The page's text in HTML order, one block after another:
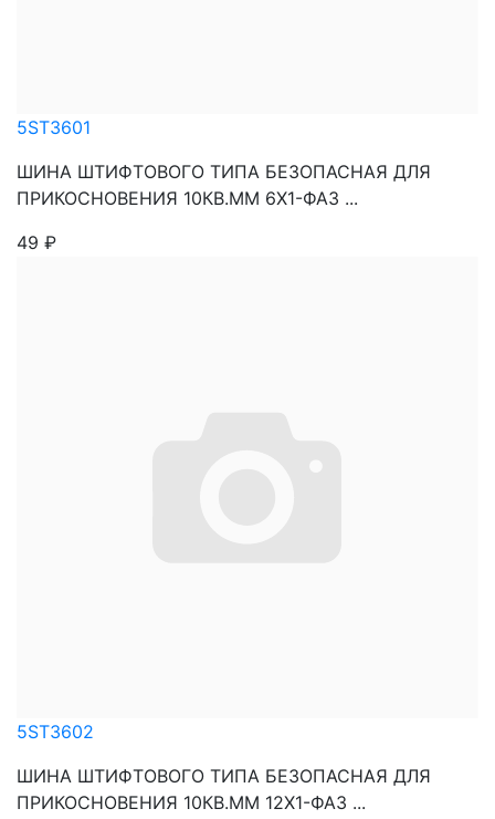
5ST3601
ШИНА ШТИФТОВОГО ТИПА БЕЗОПАСНАЯ ДЛЯ
ПРИКОСНОВЕНИЯ 10КВ.ММ 6Х1-ФАЗ ...
49 ₽
5ST3602
ШИНА ШТИФТОВОГО ТИПА БЕЗОПАСНАЯ ДЛЯ
ПРИКОСНОВЕНИЯ 10КВ.ММ 12Х1-ФАЗ ...